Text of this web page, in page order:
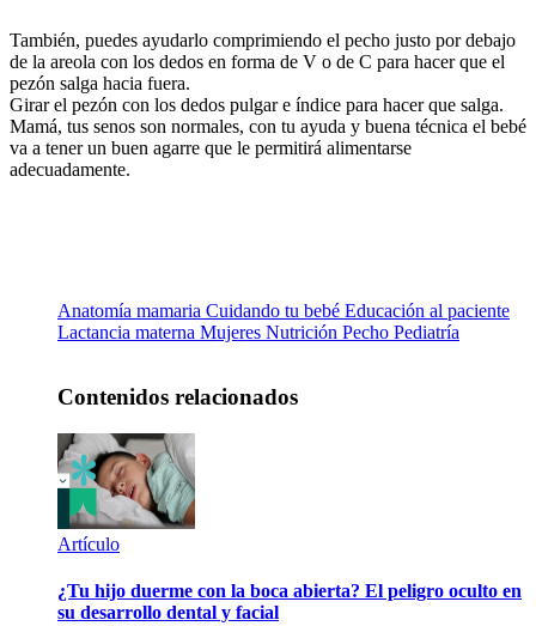
También, puedes ayudarlo comprimiendo el pecho justo por debajo
de la areola con los dedos en forma de V o de C para hacer que el
pezón salga hacia fuera.
Girar el pezón con los dedos pulgar e índice para hacer que salga.
Mamá, tus senos son normales, con tu ayuda y buena técnica el bebé
va a tener un buen agarre que le permitirá alimentarse
adecuadamente.
Anatomía mamaria Cuidando tu bebé Educación al paciente
Lactancia materna Mujeres Nutrición Pecho Pediatría
Contenidos relacionados
Artículo
¿Tu hijo duerme con la boca abierta? El peligro oculto en
su desarrollo dental y facial